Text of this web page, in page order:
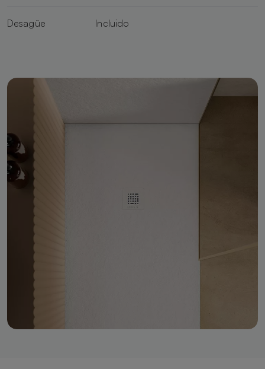
Desagüe Incluido